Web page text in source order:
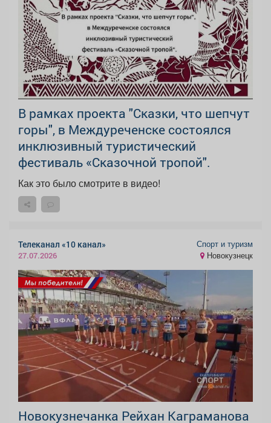
В рамках проекта "Сказки, что шепчут
горы", в Междуреченске состоялся
инклюзивный туристический
фестиваль «Сказочной тропой".
Как это было смотрите в видео!
Телеканал «10 канал»
27.07.2026
Спорт и туризм
Новокузнецк
Новокузнечанка Рейхан Каграманова